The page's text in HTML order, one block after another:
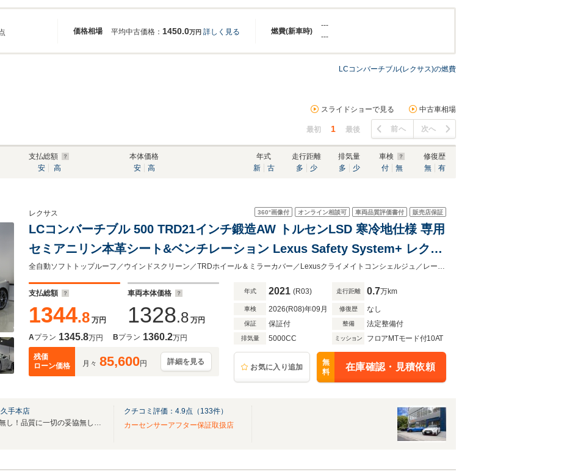
価格相場 燃費(新車時)
点 平均中古価格： 1450.0万円 詳しく見る
---
---
LCコンバーチブル(レクサス)の燃費
スライドショーで見る 中古車相場
最初 1 最後 前へ 次へ
支払総額
安
高
本体価格
安
高
年式
新
古
走行距離
多
少
排気量
多
少
車検
付
無
修復歴
無
有
360°画像付 オンライン相談可 車両品質評価書付 販売店保証
レクサス
LCコンバーチブル 500 TRD21インチ鍛造AW トルセンLSD 寒冷地仕様 専用
セミアニリン本革シート&ベンチレーション Lexus Safety System+ レクサ
スクライメイトコンシェルジュ TRDエアロダイナミクスミラーカバー純正
フロアマット ACC BSM
全自動ソフトトップルーフ／ウインドスクリーン／TRDホイール＆ミラーカバー／Lexusクライメイトコンシェルジュ／レーンキープト／純正ドラレコ／純正フロアマット／ネックヒーター
支払総額
1344.8 万円
車両本体価格
1328.8 万円
Aプラン 1345.8万円 Bプラン 1360.2万円
残価
ローン価格
月々 85,600円 詳細を見る
年式 2021 (R03) 走行距離 0.7万km
車検 2026(R08)年09月 修復歴 なし
保証 保証付 整備 法定整備付
排気量 5000CC ミッション フロアMTモード付10AT
お気に入り追加
無
料
在庫確認・見積依頼
手本店
修復歴・外板交換歴一切無し！品質に一切の妥協無し！！リピーター８０％の専門店です
クチコミ評価： 4.9点（ 133件）
カーセンサーアフター保証取扱店